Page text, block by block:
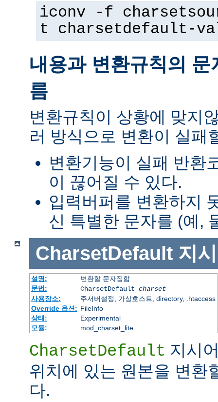
iconv -f
t charsetdefault-
내용과 변환규칙의
름
변환규칙이 상황에 맞지
러 방식으로 변환이 실패
변환기능이 실패 반환
이 끊어질 수 있다.
입력버퍼를 변환하지
신 특별한 문자를 (예,
CharsetDefault 지
설명:
변환할 문자집합
문법:
CharsetDefault charset
사용장소:
주서버설정, 가상호스트, directory, .htaccess
Override 옵션: FileInfo
상태:
Experimental
모듈:
mod_charset_lite
CharsetDefault 지시
위치에 있는 원본을 변환
다.